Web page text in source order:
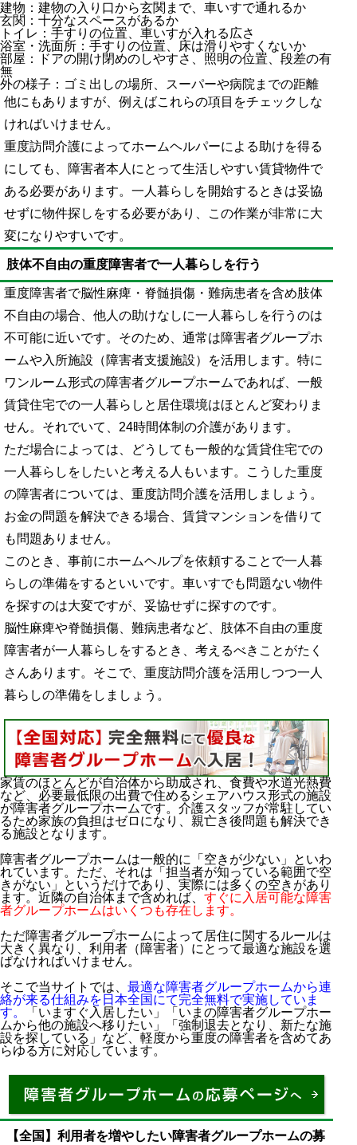
建物：建物の入り口から玄関まで、車いすで通れるか
玄関：十分なスペースがあるか
トイレ：手すりの位置、車いすが入れる広さ
浴室・洗面所：手すりの位置、床は滑りやすくないか
部屋：ドアの開け閉めのしやすさ、照明の位置、段差の有
無
外の様子：ゴミ出しの場所、スーパーや病院までの距離
他にもありますが、例えばこれらの項目をチェックしな
ければいけません。
重度訪問介護によってホームヘルパーによる助けを得る
にしても、障害者本人にとって生活しやすい賃貸物件で
ある必要があります。一人暮らしを開始するときは妥協
せずに物件探しをする必要があり、この作業が非常に大
変になりやすいです。
肢体不自由の重度障害者で一人暮らしを行う
重度障害者で脳性麻痺・脊髄損傷・難病患者を含め肢体
不自由の場合、他人の助けなしに一人暮らしを行うのは
不可能に近いです。そのため、通常は障害者グループホ
ームや入所施設（障害者支援施設）を活用します。特に
ワンルーム形式の障害者グループホームであれば、一般
賃貸住宅での一人暮らしと居住環境はほとんど変わりま
せん。それでいて、24時間体制の介護があります。
ただ場合によっては、どうしても一般的な賃貸住宅での
一人暮らしをしたいと考える人もいます。こうした重度
の障害者については、重度訪問介護を活用しましょう。
お金の問題を解決できる場合、賃貸マンションを借りて
も問題ありません。
このとき、事前にホームヘルプを依頼することで一人暮
らしの準備をするといいです。車いすでも問題ない物件
を探すのは大変ですが、妥協せずに探すのです。
脳性麻痺や脊髄損傷、難病患者など、肢体不自由の重度
障害者が一人暮らしをするとき、考えるべきことがたく
さんあります。そこで、重度訪問介護を活用しつつ一人
暮らしの準備をしましょう。
家賃のほとんどが自治体から助成され、食費や水道光熱費
など、必要最低限の出費で住めるシェアハウス形式の施設
が障害者グループホームです。介護スタッフが常駐してい
るため家族の負担はゼロになり、親亡き後問題も解決でき
る施設となります。
障害者グループホームは一般的に「空きが少ない」といわ
れています。ただ、それは「担当者が知っている範囲で空
きがない」というだけであり、実際には多くの空きがあり
ます。近隣の自治体まで含めれば、 すぐに入居可能な障害
者グループホームはいくつも存在します。
ただ障害者グループホームによって居住に関するルールは
大きく異なり、利用者（障害者）にとって最適な施設を選
ばなければいけません。
そこで当サイトでは、 最適な障害者グループホームから連
絡が来る仕組みを日本全国にて完全無料で実施していま
す。
「いますぐ入居したい」「いまの障害者グループホー
ムから他の施設へ移りたい」「強制退去となり、新たな施
設を探している」など、軽度から重度の障害者を含めてあ
らゆる方に対応しています。
【全国】利用者を増やしたい障害者グループホームの募